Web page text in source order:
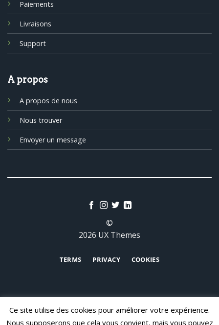
Paiements
Livraisons
Support
A propos
A propos de nous
Nous trouver
Envoyer un message
©
2026 UX Themes
TERMS PRIVACY COOKIES
Ce site utilise des cookies pour améliorer votre expérience.
Nous supposerons que cela vous convient, mais vous pouvez